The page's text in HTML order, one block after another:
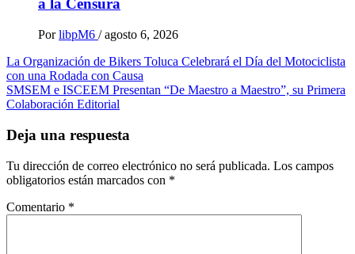
a la Censura
Por libpM6 / agosto 6, 2026
Navegación
de
entradas
La Organización de Bikers Toluca Celebrará el Día del Motociclista
con una Rodada con Causa
SMSEM e ISCEEM Presentan “De Maestro a Maestro”, su Primera
Colaboración Editorial
Deja una respuesta
Tu dirección de correo electrónico no será publicada. Los campos
obligatorios están marcados con *
Comentario *